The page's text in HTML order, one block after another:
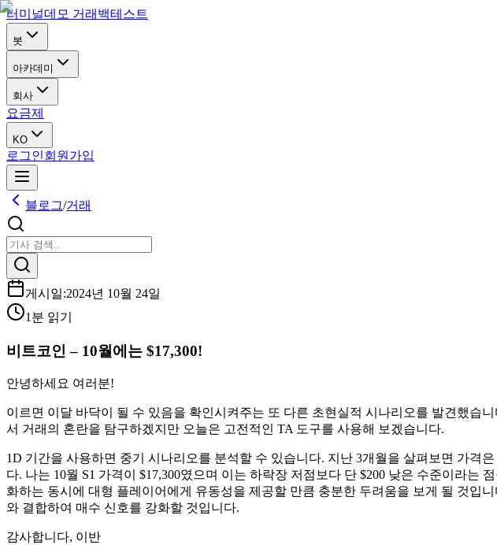
터미널데모 거래 백테스트
봇
아카데미
회사
요금제
KO
로그인회원가입
블로그/거래
게시일:2024년 10월 24일
1분 읽기
비트코인 – 10월에는 $17,300!
안녕하세요 여러분!
이르면 이달 바닥이 ​​될 수 있음을 확인시켜주는 또 다른 초현실적 시나리오를 발견했습
서 거래의 혼란을 탐구하겠지만 오늘은 고전적인 TA 도구를 사용해 보겠습니다.
1D 기간을 사용하면 중기 시나리오를 분석할 수 있습니다. 지난 3개월을 살펴보면 가격
다. 나는 10월 S1 가격이 $17,300였으며 이는 하락장 저점보다 단 $200 낮은 수준이라
화하는 동시에 대형 플레이어에게 유동성을 제공할 만큼 충분한 두려움을 보게 될 것입
와 결합하여 매수 신호를 강화할 것입니다.
감사합니다, 이반